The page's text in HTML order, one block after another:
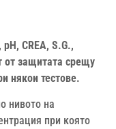
pH, CREA, S.G.,
от защитата срещу
някои тестове.
нивото на
при която